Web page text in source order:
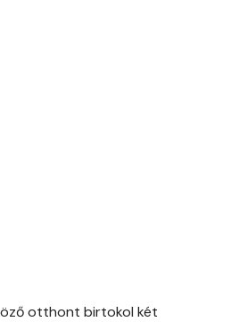
otthont birtokol két